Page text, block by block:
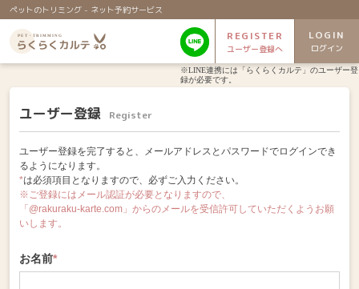
ペットのトリミング - ネット予約サービス
※LINE連携には「らくらくカルテ」のユーザー登
録が必要です。
REGISTER
ユーザー登録へ
LOGIN
ログイン
ユーザー登録 Register
ユーザー登録を完了すると、メールアドレスとパスワードでログインでき
るようになります。
*は必須項目となりますので、必ずご入力ください。
※ご登録にはメール認証が必要となりますので、
「@rakuraku-karte.com」からのメールを受信許可していただくようお願
いします。
お名前*